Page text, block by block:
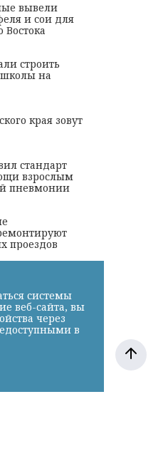
вывели
и сои для
строить
школы на
края зовут
стандарт
взрослым
пневмонии
проездов
системы
веб-сайта, вы
через
в